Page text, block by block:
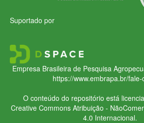
Suportado por
Empresa Brasileira de Pesquisa
https://www.embrapa.br/fale-
O conteúdo do repositório está
Creative CommonsAtribuição -
4.0 Internacional.